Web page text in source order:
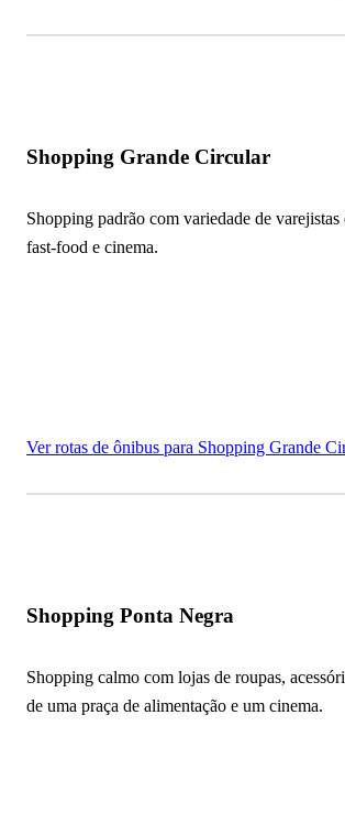
Shopping Grande Circular
Shopping padrão com variedade de varejistas
fast-food e cinema.
Ver rotas de ônibus para Shopping Grande
Shopping Ponta Negra
Shopping calmo com lojas de roupas,
de uma praça de alimentação e um cinema.